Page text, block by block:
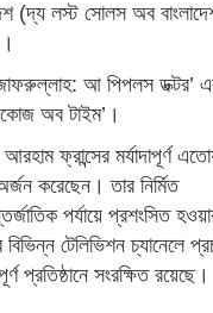
(দ্য লস্ট সোলস অব
আ পিপলস ডক্টর’
অব টাইম’।
ফ্রান্সের মর্যাদাপূর্ণ
করেছেন। তার নির্মিত
পর্যায়ে প্রশংসিত
টেলিভিশন চ্যানেলে
প্রতিষ্ঠানে সংরক্ষিত রয়েছে।